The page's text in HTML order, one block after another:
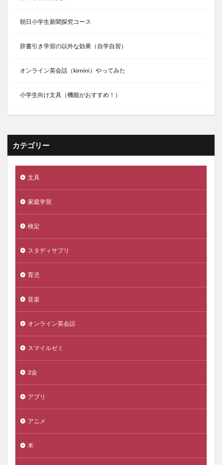
朝日小学生新聞探究コース
辞書引き学習の以外な効果（自学自習）
オンライン英会話（kimini）やってみた
小学生向け文具（機能がおすすめ！）
カテゴリー
文具
家庭学習
検定
スタディサプリ
育児
音楽
オンライン英会話
スマイルゼミ
Z会
アプリ
アニメ
本